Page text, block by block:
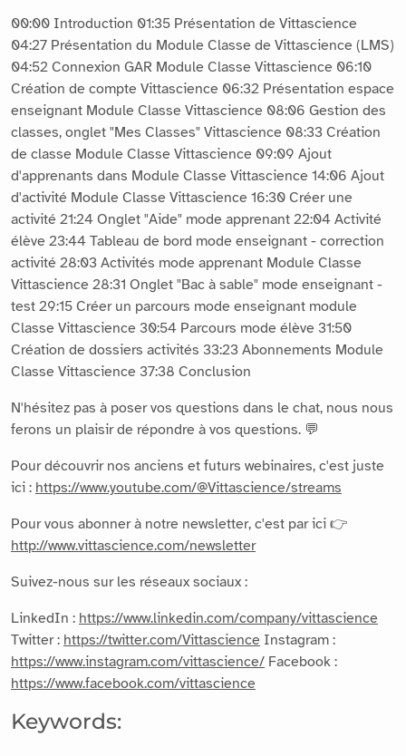
00:00 Introduction 01:35 Présentation de Vittascience
04:27 Présentation du Module Classe de Vittascience (LMS)
04:52 Connexion GAR Module Classe Vittascience 06:10
Création de compte Vittascience 06:32 Présentation espace
enseignant Module Classe Vittascience 08:06 Gestion des
classes, onglet "Mes Classes" Vittascience 08:33 Création
de classe Module Classe Vittascience 09:09 Ajout
d'apprenants dans Module Classe Vittascience 14:06 Ajout
d'activité Module Classe Vittascience 16:30 Créer une
activité 21:24 Onglet "Aide" mode apprenant 22:04 Activité
élève 23:44 Tableau de bord mode enseignant - correction
activité 28:03 Activités mode apprenant Module Classe
Vittascience 28:31 Onglet "Bac à sable" mode enseignant -
test 29:15 Créer un parcours mode enseignant module
Classe Vittascience 30:54 Parcours mode élève 31:50
Création de dossiers activités 33:23 Abonnements Module
Classe Vittascience 37:38 Conclusion
N'hésitez pas à poser vos questions dans le chat, nous nous
ferons un plaisir de répondre à vos questions. 💬
Pour découvrir nos anciens et futurs webinaires, c'est juste
ici : https://www.youtube.com/@Vittascience/streams
Pour vous abonner à notre newsletter, c'est par ici 👉
http://www.vittascience.com/newsletter
Suivez-nous sur les réseaux sociaux :
LinkedIn : https://www.linkedin.com/company/vittascience
Twitter : https://twitter.com/Vittascience Instagram :
https://www.instagram.com/vittascience/ Facebook :
https://www.facebook.com/vittascience
Keywords: